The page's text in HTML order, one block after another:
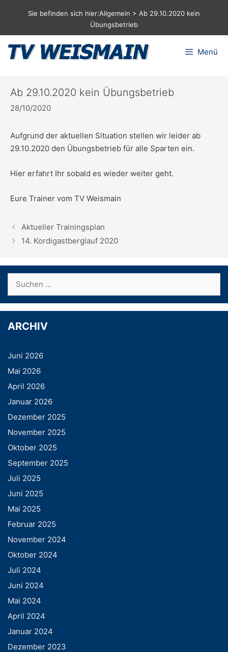
Sie befinden sich hier:Allgemein > Ab 29.10.2020 kein
Übungsbetrieb
Menü
Ab 29.10.2020 kein Übungsbetrieb
28/10/2020
Aufgrund der aktuellen Situation stellen wir leider ab
29.10.2020 den Übungsbetrieb für alle Sparten ein.
Hier erfahrt Ihr sobald es wieder weiter geht.
Eure Trainer vom TV Weismain
Aktueller Trainingsplan
14. Kordigastberglauf 2020
ARCHIV
Juni 2026
Mai 2026
April 2026
Januar 2026
Dezember 2025
November 2025
Oktober 2025
September 2025
Juli 2025
Juni 2025
Mai 2025
Februar 2025
November 2024
Oktober 2024
Juli 2024
Juni 2024
Mai 2024
April 2024
Januar 2024
Dezember 2023